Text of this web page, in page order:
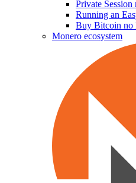
Private Session
Running an
Buy Bitcoin
Monero ecosystem